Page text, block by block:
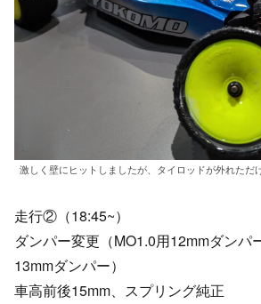
激しく壁にヒットしましたが、タイロッドが外れただ
走行②（18:45~）
ダンパー変更（MO1.0用12mmダ
13mmダンパー）
車高前後15mm、スプリング純正